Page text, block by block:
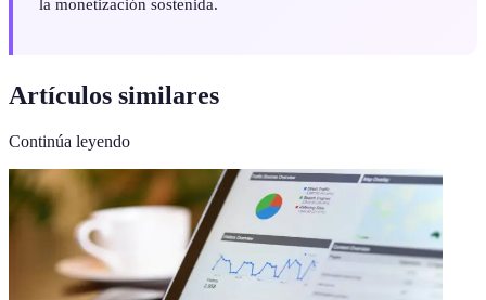
Artículos similares
Continúa leyendo